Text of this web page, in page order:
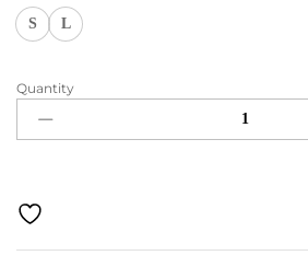
S L
Quantity